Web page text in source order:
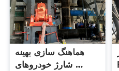
هماهنگ سازی بهینه
شارژ خودروهای ...